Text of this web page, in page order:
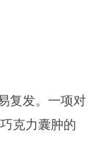
复发。一项对
克力囊肿的